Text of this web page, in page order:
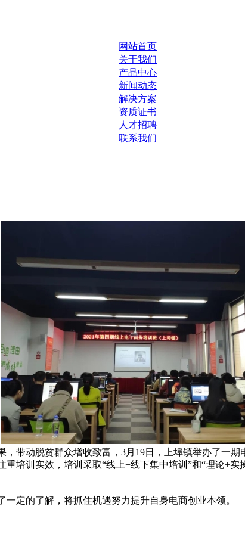
网站首页
关于我们
产品中心
新闻动态
解决方案
资质证书
人才招聘
联系我们
带动脱贫群众增收致富，3月19日，上埠镇举办了一期
培训实效，培训采取“线上+线下集中培训”和“理论+
定的了解，将抓住机遇努力提升自身电商创业本领。